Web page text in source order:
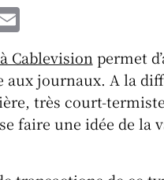
m
ai
l
Cablevision permet
aux journaux. A la
très court-
faire une idée de la